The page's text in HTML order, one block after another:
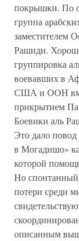
покрышки. По
группа
заместителем
Рашиди.
группировка
воевавших в
США и ООН
прикрытием
Боевики аль
Это дало
в Могадишо»
которой
Но спонтанный
потери среди
описанным